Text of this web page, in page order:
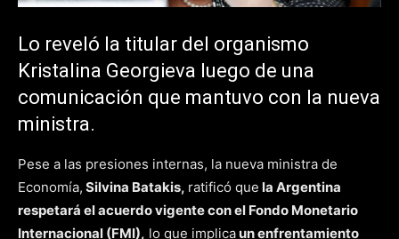
Lo reveló la titular del organismo
Kristalina Georgieva luego de una
comunicación que mantuvo con la nueva
ministra.
Pese a las presiones internas, la nueva ministra de
Economía, Silvina Batakis, ratificó que la Argentina
respetará el acuerdo vigente con el Fondo Monetario
Internacional (FMI), lo que implicaun enfrentamiento